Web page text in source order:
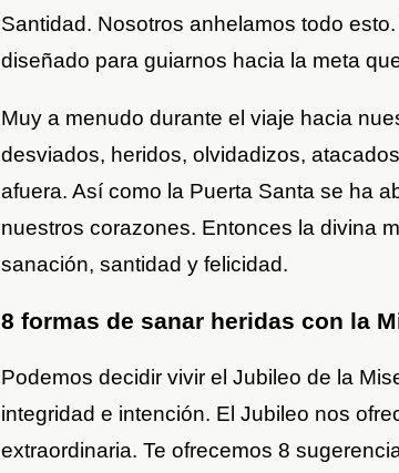
Santidad. Nosotros anhelamos todo
diseñado para guiarnos hacia la meta
Muy a menudo durante el viaje hacia
desviados, heridos, olvidadizos,
afuera. Así como la Puerta Santa se ha
nuestros corazones. Entonces la divina
sanación, santidad y felicidad.
8 formas de sanar heridas con la
Podemos decidir vivir el Jubileo de la
integridad e intención. El Jubileo nos
extraordinaria. Te ofrecemos 8